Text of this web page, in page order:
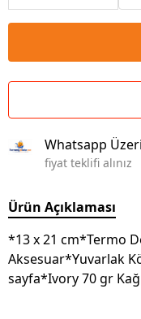
Whatsapp
fiyat teklifi alınız
Ürün Açıklaması
*13 x 21 cm*Termo
Aksesuar*Yuvarlak
sayfa*Ivory 70 gr